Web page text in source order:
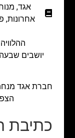
אגד,
אחרונות,
ההלוויה
חברת אגד
כתיבת